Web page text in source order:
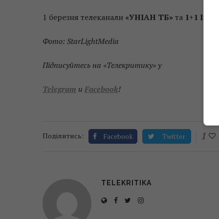
1 березня телеканали «УНІАН ТБ»та 1+1
Фото: StarLightMedia
Підписуйтесь на «Телекритику» у
Telegram и Facebook!
Поділитись: Facebook Twitter 1
TELEKRITIKA